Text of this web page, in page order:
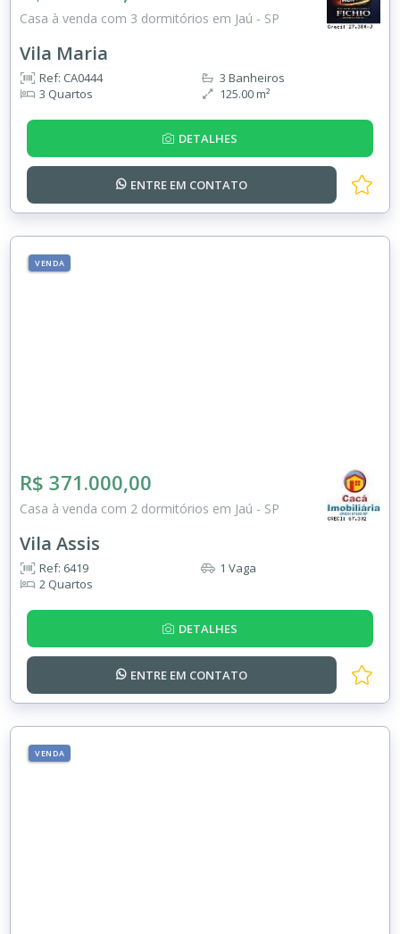
Casa à venda com 3 dormitórios em Jaú - SP
Vila Maria
Ref: CA0444
3 Quartos
3 Banheiros
125.00 m²
DETALHES
ENTRE EM CONTATO
VENDA
R$ 371.000,00
Casa à venda com 2 dormitórios em Jaú - SP
Vila Assis
Ref: 6419
2 Quartos
1 Vaga
DETALHES
ENTRE EM CONTATO
VENDA